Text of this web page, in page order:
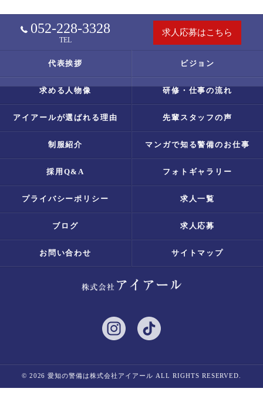
052-228-3328
TEL
求人応募はこちら
代表挨拶 ビジョン
求める人物像 研修・仕事の流れ
アイアールが選ばれる理由 先輩スタッフの声
制服紹介 マンガで知る警備のお仕事
採用Q&A フォトギャラリー
プライバシーポリシー 求人一覧
ブログ 求人応募
お問い合わせ サイトマップ
© 2026 愛知の警備は株式会社アイアール ALL RIGHTS RESERVED.